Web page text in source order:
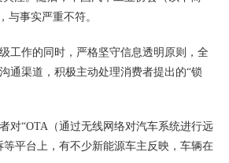
与事实严重不符。
工作的同时，严格坚守信息透明原则，全
通渠道，积极主动处理消费者提出的“锁
对“OTA（通过无线网络对汽车系统进行远
平台上，有不少新能源车主反映，车辆在